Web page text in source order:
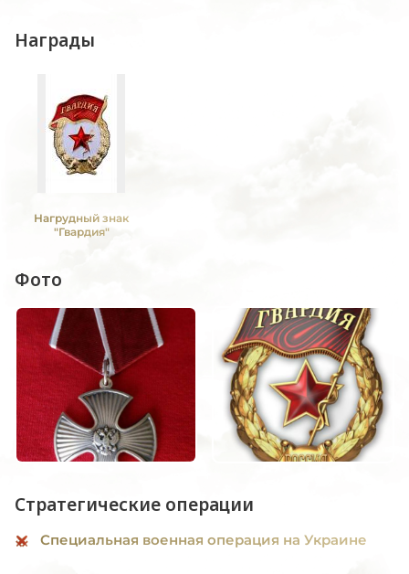
Награды
Нагрудный знак
"Гвардия"
Фото
Стратегические операции
Специальная военная операция на Украине